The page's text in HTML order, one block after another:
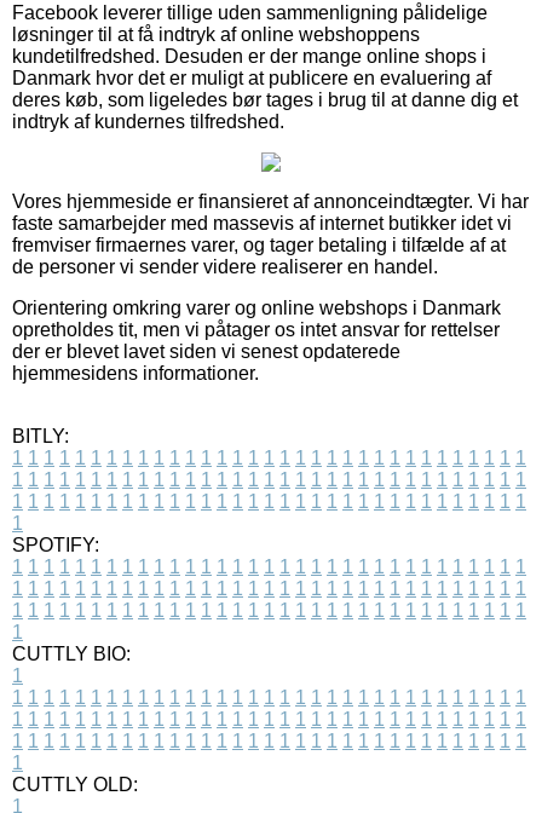
Facebook leverer tillige uden sammenligning pålidelige
løsninger til at få indtryk af online webshoppens
kundetilfredshed. Desuden er der mange online shops i
Danmark hvor det er muligt at publicere en evaluering af
deres køb, som ligeledes bør tages i brug til at danne dig et
indtryk af kundernes tilfredshed.
Vores hjemmeside er finansieret af annonceindtægter. Vi har
faste samarbejder med massevis af internet butikker idet vi
fremviser firmaernes varer, og tager betaling i tilfælde af at
de personer vi sender videre realiserer en handel.
Orientering omkring varer og online webshops i Danmark
opretholdes tit, men vi påtager os intet ansvar for rettelser
der er blevet lavet siden vi senest opdaterede
hjemmesidens informationer.
BITLY:
1 1 1 1 1 1 1 1 1 1 1 1 1 1 1 1 1 1 1 1 1 1 1 1 1 1 1 1 1 1 1 1 1
1 1 1 1 1 1 1 1 1 1 1 1 1 1 1 1 1 1 1 1 1 1 1 1 1 1 1 1 1 1 1 1 1
1 1 1 1 1 1 1 1 1 1 1 1 1 1 1 1 1 1 1 1 1 1 1 1 1 1 1 1 1 1 1 1 1
1
SPOTIFY:
1 1 1 1 1 1 1 1 1 1 1 1 1 1 1 1 1 1 1 1 1 1 1 1 1 1 1 1 1 1 1 1 1
1 1 1 1 1 1 1 1 1 1 1 1 1 1 1 1 1 1 1 1 1 1 1 1 1 1 1 1 1 1 1 1 1
1 1 1 1 1 1 1 1 1 1 1 1 1 1 1 1 1 1 1 1 1 1 1 1 1 1 1 1 1 1 1 1 1
1
CUTTLY BIO:
1
1 1 1 1 1 1 1 1 1 1 1 1 1 1 1 1 1 1 1 1 1 1 1 1 1 1 1 1 1 1 1 1 1
1 1 1 1 1 1 1 1 1 1 1 1 1 1 1 1 1 1 1 1 1 1 1 1 1 1 1 1 1 1 1 1 1
1 1 1 1 1 1 1 1 1 1 1 1 1 1 1 1 1 1 1 1 1 1 1 1 1 1 1 1 1 1 1 1 1
1
CUTTLY OLD:
1